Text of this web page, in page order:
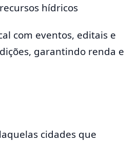
hídricos
com eventos, editais e
garantindo renda e
cidades que